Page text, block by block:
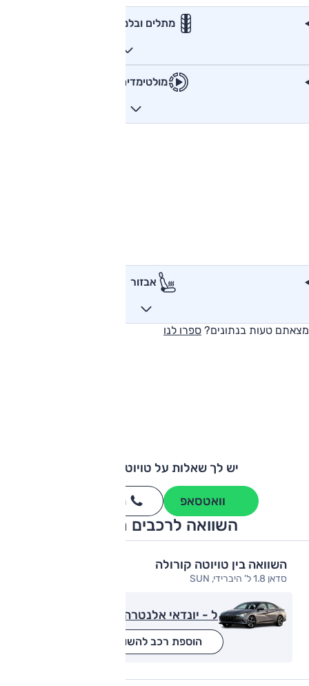
מתלים ובלמים
מולטימדיה
אבזור
מצאתם טעות בנתונים? ספרו לנו
יש לך שאלות על טויוטה קורולה?
וואטסאפ חייגו
השוואה לרכבים מתחרים
השוואה בין טויוטה קורולה
סדאן 1.8 ל' היברידי, SUN
ל - יונדאי אלנטרה
הוספת רכב להשוואה